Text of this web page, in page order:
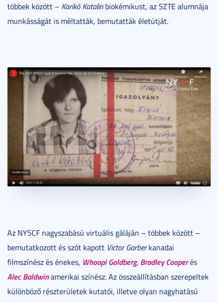
többek között – Karikó Katalinbiokémikust, az SZTE alumnája
munkásságát is méltatták, bemutatták életútját.
Az NYSCF nagyszabású virtuális gáláján – többek között –
bemutatkozott és szót kapott Victor Garberkanadai
filmszínész és énekes, Whoopi Goldberg, Bradley Cooperés
Alec Baldwinamerikai színész. Az összeállításban szerepeltek
különböző részterületek kutatói, illetve olyan nagyhatású